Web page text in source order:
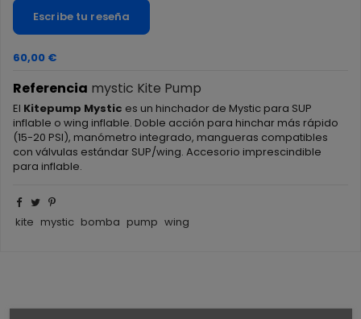
Escribe tu reseña
60,00 €
Referencia mystic Kite Pump
El Kitepump Mystic es un hinchador de Mystic para SUP
inflable o wing inflable. Doble acción para hinchar más rápido
(15-20 PSI), manómetro integrado, mangueras compatibles
con válvulas estándar SUP/wing. Accesorio imprescindible
para inflable.
kite mystic bomba pump wing